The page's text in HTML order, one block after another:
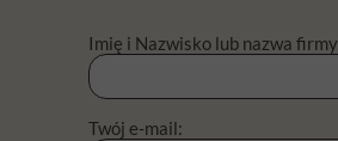
Imię i Nazwisko lub nazwa firmy
Twój e-mail: